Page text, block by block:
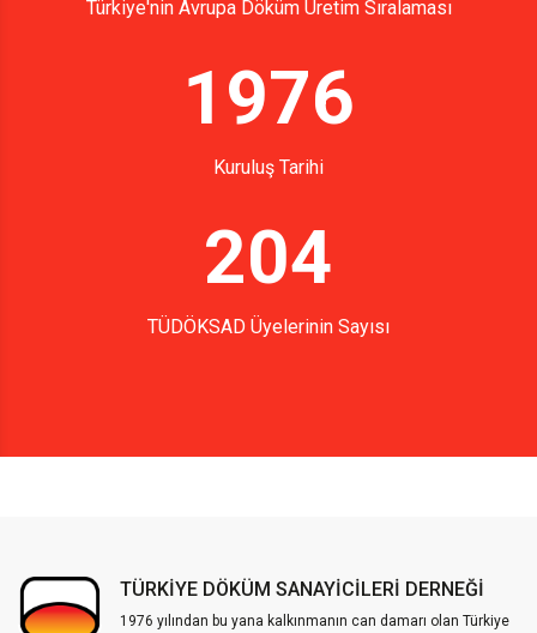
Türkiye'nin Avrupa Döküm Üretim Sıralaması
1976
Kuruluş Tarihi
204
TÜDÖKSAD Üyelerinin Sayısı
TÜRKİYE DÖKÜM SANAYİCİLERİ DERNEĞİ
1976 yılından bu yana kalkınmanın can damarı olan Türkiye